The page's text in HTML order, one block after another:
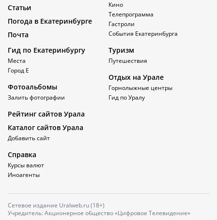
Статьи
Погода в Екатеринбурге
Почта
Кино
Телепрограмма
Гастроли
События Екатеринбурга
Гид по Екатеринбургу
Места
Город Е
Фотоальбомы
Залить фотографии
Туризм
Путешествия
Отдых на Урале
Горнолыжные центры
Гид по Уралу
Рейтинг сайтов Урала
Каталог сайтов Урала
Добавить сайт
Справка
Курсы валют
Иноагенты
Сетевое издание Uralweb.ru (18+)
Учредитель: Акционерное общество «Цифровое Телевидение»